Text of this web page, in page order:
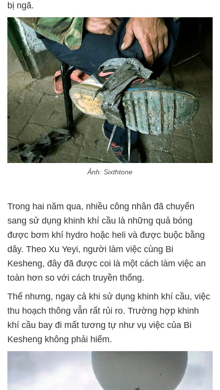
bị ngã.
Ảnh: Sixthtone
Trong hai năm qua, nhiều công nhân đã chuyển
sang sử dụng khinh khí cầu là những quả bóng
được bơm khí hydro hoặc heli và được buộc bằng
dây. Theo Xu Yeyi, người làm việc cùng Bi
Kesheng, đây đã được coi là một cách làm việc an
toàn hơn so với cách truyền thống.
Thế nhưng, ngay cả khi sử dụng khinh khí cầu, việc
thu hoạch thông vẫn rất rủi ro. Trường hợp khinh
khí cầu bay đi mất tương tự như vụ việc của Bi
Kesheng không phải hiếm.